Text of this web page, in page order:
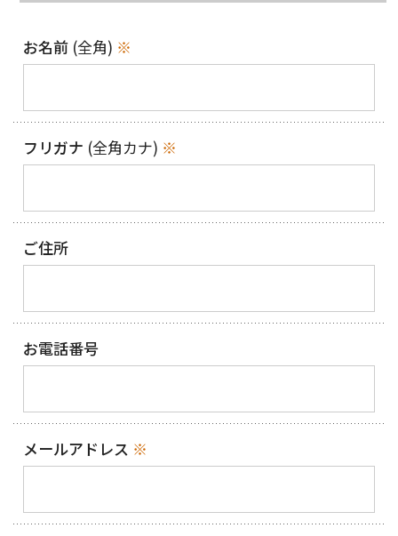
お名前 (全角) ※
フリガナ (全角カナ) ※
ご住所
お電話番号
メールアドレス ※